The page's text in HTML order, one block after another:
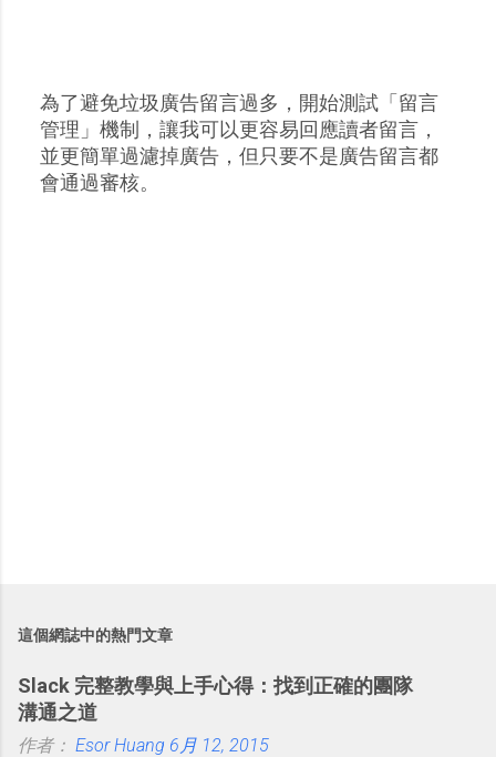
張
貼
留
為了避免垃圾廣告留言過多，開始測試「留言
管理」機制，讓我可以更容易回應讀者留言，
並更簡單過濾掉廣告，但只要不是廣告留言都
會通過審核。
這個網誌中的熱門文章
Slack 完整教學與上手心得：找到正確的團隊
溝通之道
作者： Esor Huang 6月 12, 2015